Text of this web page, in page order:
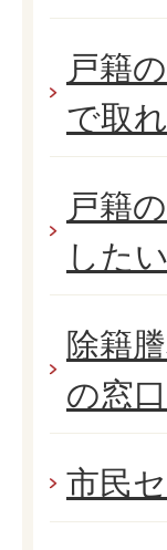
戸籍
で取
戸籍
した
除籍
の窓
市民